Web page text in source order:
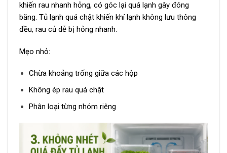
khiến rau nhanh hỏng, có góc lại quá lạnh gây đóng
băng. Tủ lạnh quá chật khiến khí lạnh không lưu thông
đều, rau củ dễ bị hỏng nhanh.
Mẹo nhỏ:
Chừa khoảng trống giữa các hộp
Không ép rau quá chặt
Phân loại từng nhóm riêng